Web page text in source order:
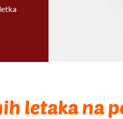
letaka na